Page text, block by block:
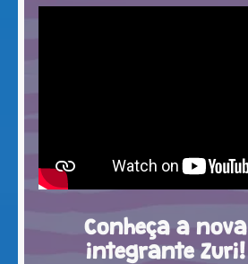
Conheça a nova
integrante Zuri!